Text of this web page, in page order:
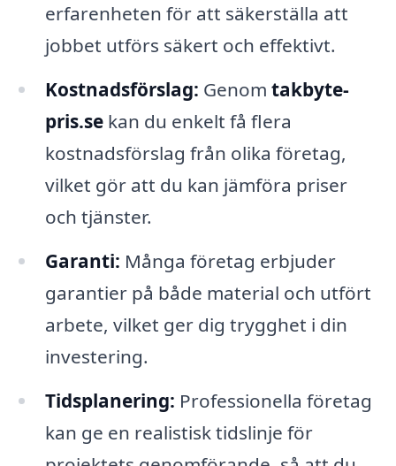
erfarenheten för att säkerställa att
jobbet utförs säkert och effektivt.
Kostnadsförslag: Genom takbyte-
pris.sekan du enkelt få flera
kostnadsförslag från olika företag,
vilket gör att du kan jämföra priser
och tjänster.
Garanti: Många företag erbjuder
garantier på både material och utfört
arbete, vilket ger dig trygghet i din
investering.
Tidsplanering: Professionella företag
kan ge en realistisk tidslinje för